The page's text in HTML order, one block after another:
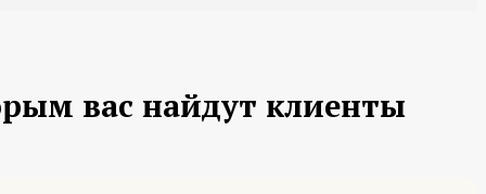
вас найдут клиенты